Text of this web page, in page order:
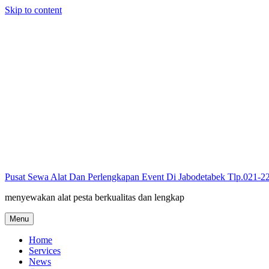
Skip to content
Pusat Sewa Alat Dan Perlengkapan Event Di Jabodetabek Tlp.021-
menyewakan alat pesta berkualitas dan lengkap
Menu
Home
Services
News